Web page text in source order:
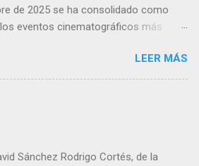
de 2025 se ha consolidado como
eventos cinematográficos más
por James Cameron ha vuelto a
gran público a las salas, con cifras de
europeos clave como Francia y
LEER MÁS
Sánchez Rodrigo Cortés, de la